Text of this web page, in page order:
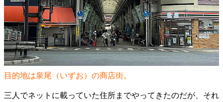
目的地は泉尾（いずお）の商店街。
三人でネットに載っていた住所までやってきたのだが、それ